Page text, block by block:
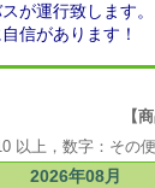
が運行致します
信があります！
【
以上，数字：その
2026年08月